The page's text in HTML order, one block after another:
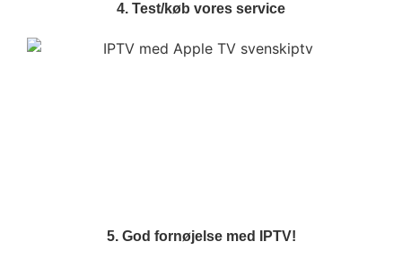
4. Test/køb vores service
5. God fornøjelse med IPTV!